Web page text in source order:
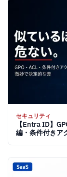
セキュリティ
【Entra ID】
編・条件付きア